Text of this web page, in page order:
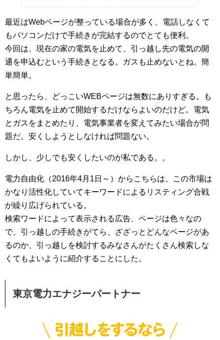
最近はWebページが整っている場合が多く、電話しなくて
もパソコンだけで手続きが完結するのでとても便利。
今回は、現在の家の電気を止めて、引っ越し先の電気の開
通を申込むという手続きとなる。ガスも止めないとね。簡
単簡単。
と思ったら、どっこいWEBページは無数にありすぎる。も
ちろん電気を止めて開始するだけならよいのだけど。電気
とガスをまとめたり、電気事業者を変えてみたい場合が問
題だ。安くしようとしなければ問題ない。
しかし、少しでも安くしたいのが私である。。
電力自由化（2016年4月1日～）からこちらは、この市場は
かなり活性化していてキーワードによるリスティング合戦
が繰り広げられている。
検索ワードによって表示される広告、ページは色々なの
で、引っ越しの手続きがてら、ざざっとどんなページがあ
るのか、引っ越しを検討するみなさんがたくさん検索しな
くてもよいように紹介することにした。
東京電力エナジーパートナー